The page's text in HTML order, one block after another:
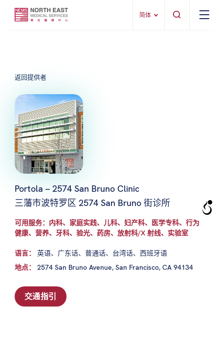
简体
返回提供者
Portola – 2574 San Bruno Clinic
三藩市波特罗区 2574 San Bruno 街诊所
可用服务：内科、家庭实践、儿科、妇产科、医学专科、行为
健康、营养、牙科、验光、药房、放射科/X 射线、实验室
语言： 英语、广东话、普通话、台湾话、西班牙语
地点：
2574 San Bruno Avenue, San Francisco, CA 94134
交通指引